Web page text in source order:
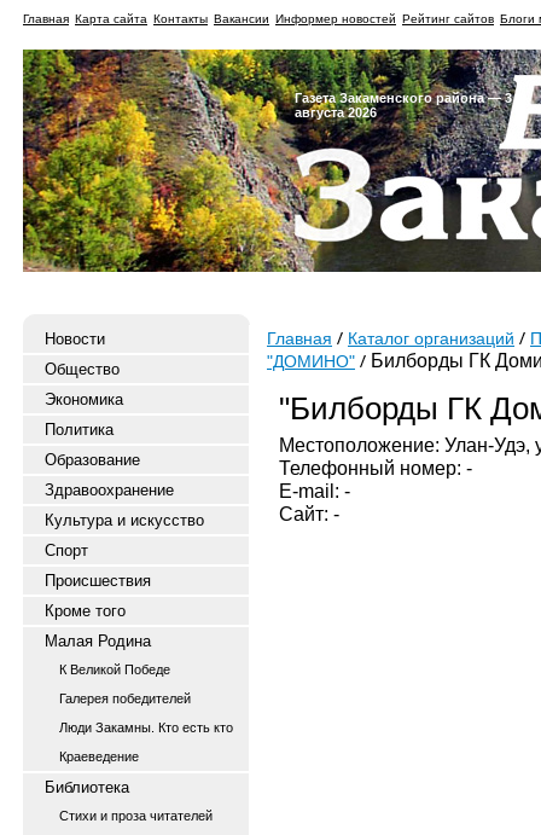
Главная Карта сайта Контакты Вакансии Информер новостей Рейтинг сайтов Блоги
Газета Закаменского района — 3
августа 2026
Новости
Общество
Экономика
Политика
Образование
Здравоохранение
Культура и искусство
Спорт
Происшествия
Кроме того
Малая Родина
К Великой Победе
Галерея победителей
Люди Закамны. Кто есть кто
Краеведение
Библиотека
Стихи и проза читателей
Главная Каталог организаций
"ДОМИНО"
Билборды ГК
"Билборды ГК
Местоположение: Улан-Удэ,
Телефонный номер: -
E-mail: -
Сайт: -